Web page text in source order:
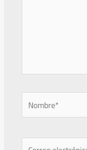
Nombre*
Correo